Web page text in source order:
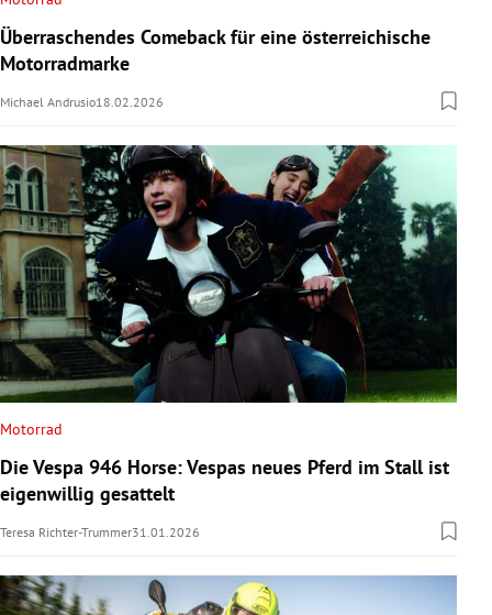
Überraschendes Comeback für eine österreichische
Motorradmarke
Michael Andrusio18.02.2026
Motorrad
Die Vespa 946 Horse: Vespas neues Pferd im Stall ist
eigenwillig gesattelt
Teresa Richter-Trummer31.01.2026